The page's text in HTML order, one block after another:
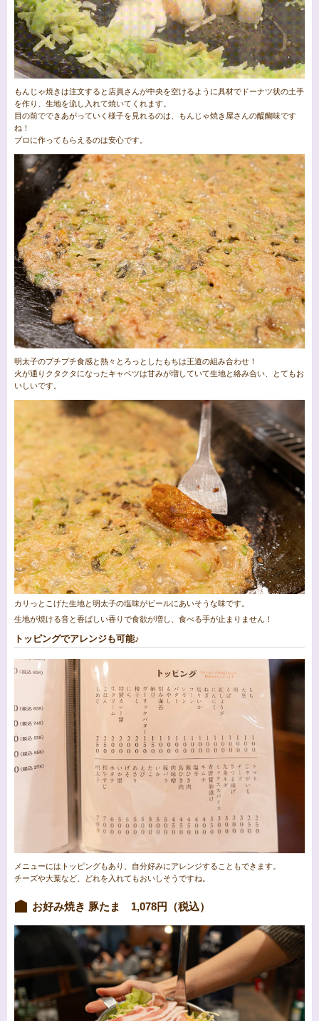
もんじゃ焼きは注文すると店員さんが中央を空けるように具材でドーナツ状の土手
を作り、生地を流し入れて焼いてくれます。
目の前でできあがっていく様子を見れるのは、もんじゃ焼き屋さんの醍醐味です
ね！
プロに作ってもらえるのは安心です。
明太子のプチプチ食感と熱々とろっとしたもちは王道の組み合わせ！
火が通りクタクタになったキャベツは甘みが増していて生地と絡み合い、とてもお
いしいです。
カリっとこげた生地と明太子の塩味がビールにあいそうな味です。
生地が焼ける音と香ばしい香りで食欲が増し、食べる手が止まりません！
トッピングでアレンジも可能♪
メニューにはトッピングもあり、自分好みにアレンジすることもできます。
チーズや大葉など、どれを入れてもおいしそうですね。
お好み焼き 豚たま 1,078円（税込）